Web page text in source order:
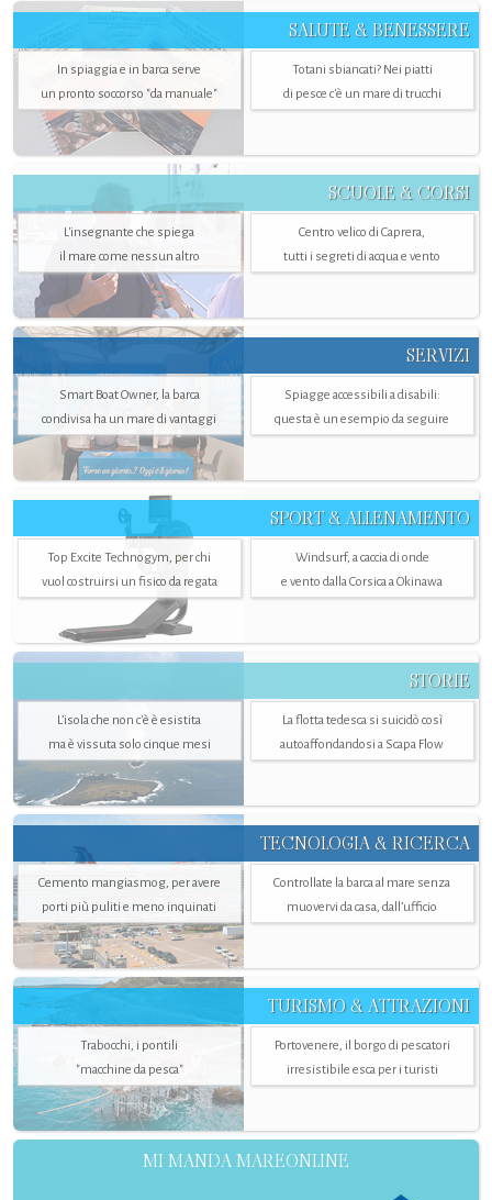
SALUTE & BENESSERE
In spiaggia e in barca serve
un pronto soccorso "da manuale"
Totani sbiancati? Nei piatti
di pesce c'è un mare di trucchi
SCUOLE & CORSI
L'insegnante che spiega
il mare come nessun altro
Centro velico di Caprera,
tutti i segreti di acqua e vento
SERVIZI
Smart Boat Owner, la barca
condivisa ha un mare di vantaggi
Spiagge accessibili a disabili:
questa è un esempio da seguire
SPORT & ALLENAMENTO
Top Excite Technogym, per chi
vuol costruirsi un fisico da regata
Windsurf, a caccia di onde
e vento dalla Corsica a Okinawa
STORIE
L’isola che non c'è è esistita
ma è vissuta solo cinque mesi
La flotta tedesca si suicidò così
autoaffondandosi a Scapa Flow
TECNOLOGIA & RICERCA
Cemento mangiasmog, per avere
porti più puliti e meno inquinati
Controllate la barca al mare senza
muovervi da casa, dall’ufficio
TURISMO & ATTRAZIONI
Trabocchi, i pontili
"macchine da pesca"
Portovenere, il borgo di pescatori
irresistibile esca per i turisti
MI MANDA MAREONLINE